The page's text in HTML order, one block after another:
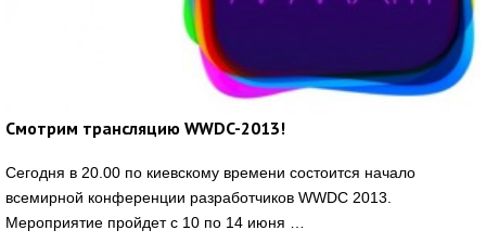
Смотрим трансляцию WWDC-2013!
Сегодня в 20.00 по киевскому времени состоится начало
всемирной конференции разработчиков WWDC 2013.
Мероприятие пройдет с 10 по 14 июня …